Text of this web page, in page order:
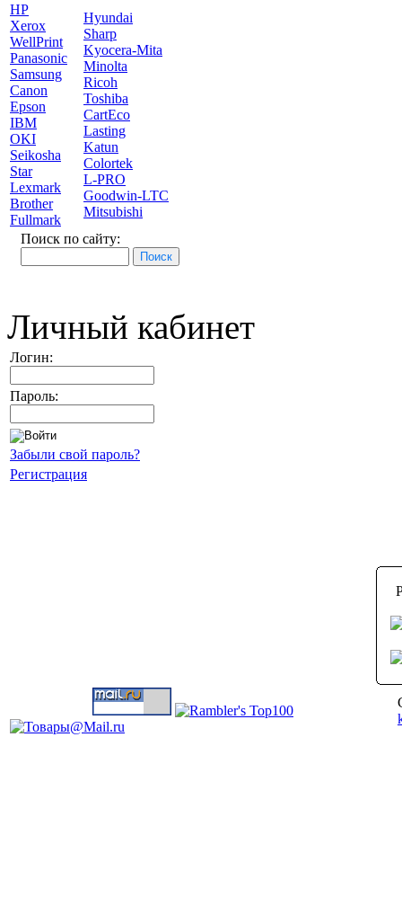
HP
Xerox
WellPrint
Panasonic
Samsung
Canon
Epson
IBM
OKI
Seikosha
Star
Lexmark
Brother
Fullmark
Hyundai
Sharp
Kyocera-Mita
Minolta
Ricoh
Toshiba
CartEco
Lasting
Katun
Colortek
L-PRO
Goodwin-LTC
Mitsubishi
Поиск по сайту:
Личный кабинет
Логин:
Пароль:
Забыли свой пароль?
Регистрация